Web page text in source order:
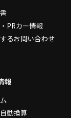
PRカー情報
るお問い合わせ
報
動換算